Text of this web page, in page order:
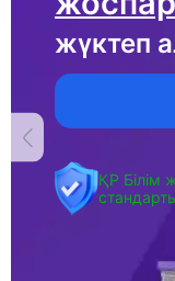
жүктеп
ҚР Білім